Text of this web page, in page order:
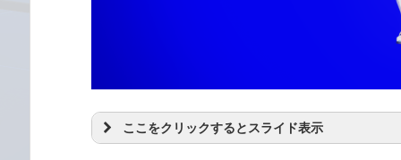
ここをクリックするとスライド表示